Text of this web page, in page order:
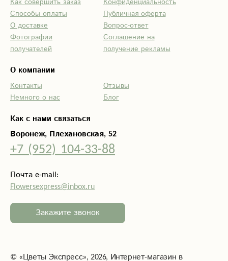
пришло без
проблем.
Как с нами связаться
Воронеж, Плехановская, 52
+7 (952) 104-33-88
Почта e-mail:
Flowersexpress@inbox.ru
Закажите звонок
Как совершить заказ
Способы оплаты
О доставке
Фотографии
получателей
Конфиденциальность
Публичная оферта
Вопрос-ответ
Соглашение на
получение рекламы
О компании
Контакты
Немного о нас
Отзывы
Блог
© «Цветы Экспресс», 2026, Интернет-магазин в